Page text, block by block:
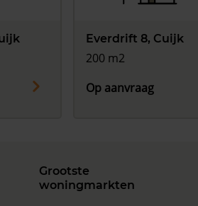
Everdrift 8, Cuijk
200 m2
Op aanvraag
Grootste
woningmarkten